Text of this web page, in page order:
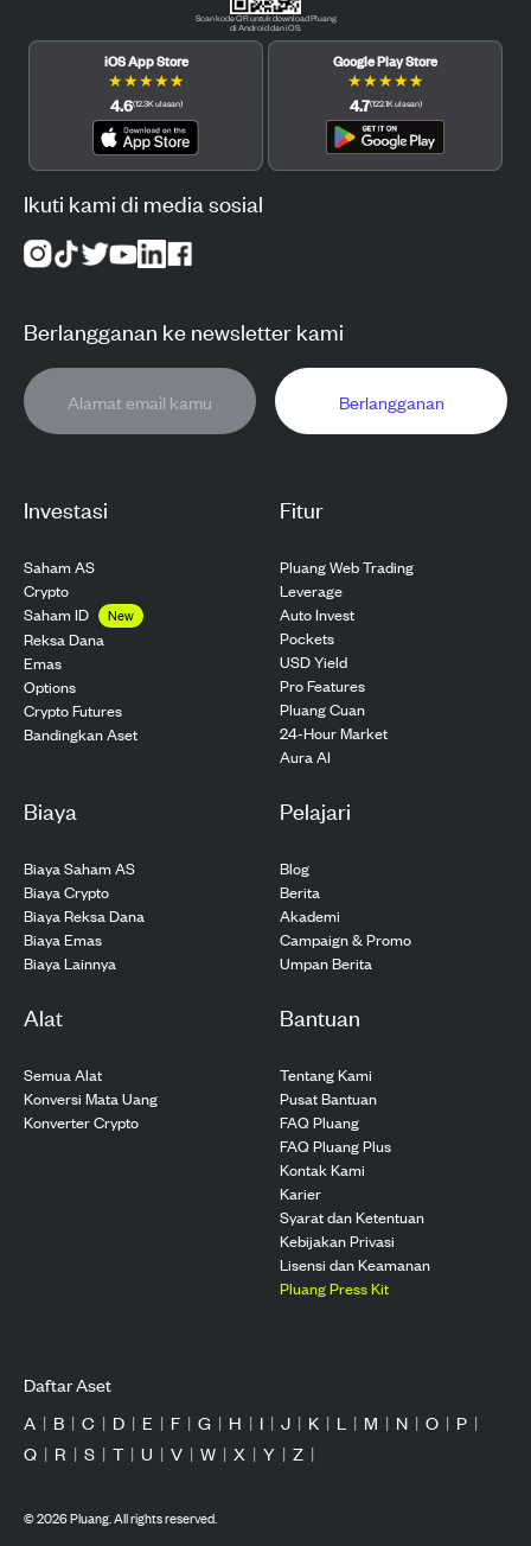
Investasi
Saham AS
Crypto
Saham ID
New
Reksa Dana
Emas
Options
Crypto Futures
Bandingkan Aset
Fitur
Pluang Web Trading
Leverage
Auto Invest
Pockets
USD Yield
Pro Features
Pluang Cuan
24-Hour Market
Aura AI
Biaya
Biaya Saham AS
Biaya Crypto
Biaya Reksa Dana
Biaya Emas
Biaya Lainnya
Pelajari
Blog
Berita
Akademi
Campaign & Promo
Umpan Berita
Alat
Semua Alat
Konversi Mata Uang
Konverter Crypto
Bantuan
Tentang Kami
Pusat Bantuan
FAQ Pluang
FAQ Pluang Plus
Kontak Kami
Karier
Syarat dan Ketentuan
Kebijakan Privasi
Lisensi dan Keamanan
Pluang Press Kit
Scan kode QR untuk download Pluang
di Android dan iOS.
iOS App Store
★★★★★
4.6(12.3K ulasan)
Google Play Store
★★★★★
4.7(122.1K ulasan)
Ikuti kami di media sosial
Berlangganan ke newsletter kami
Berlangganan
Daftar Aset
A | B | C | D | E | F | G | H | I | J | K | L | M | N | O | P |
Q | R | S | T | U | V | W | X | Y | Z |
©2026Pluang. All rights reserved.